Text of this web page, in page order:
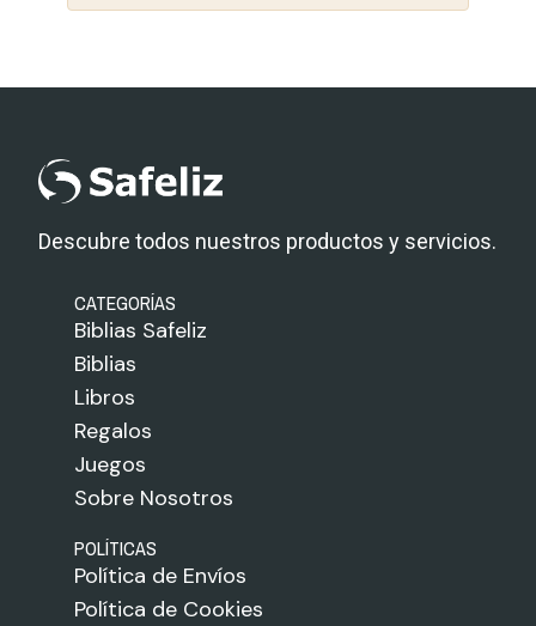
Descubre todos nuestros productos y servicios.
CATEGORÍAS
Biblias Safeliz
Biblias
Libros
Regalos
Juegos
Sobre Nosotros
POLÍTICAS
Política de Envíos
Política de Cookies